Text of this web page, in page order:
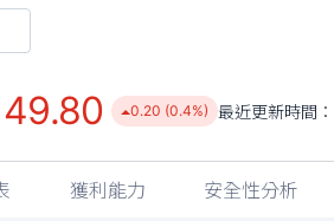
49.80 0.20 (0.4%) 最近更新時間：
獲利能力 安全性分析